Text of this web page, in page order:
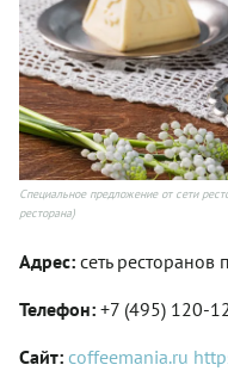
Специальное предложение от сети
ресторана)
Адрес: сеть ресторанов
Телефон: +7 (495) 120-
Сайт: coffeemania.ru